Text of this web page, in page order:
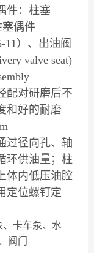
件：柱塞
塞偶件
11）、出油阀
valve seat)
配对研磨后不
和好的耐磨
过径向孔、轴
环供油量；柱
体内低压油腔
定位螺钉定
卡车泵、水
阀门